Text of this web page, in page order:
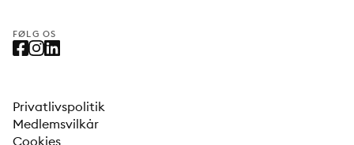
FØLG OS
Privatlivspolitik
Medlemsvilkår
Cookies